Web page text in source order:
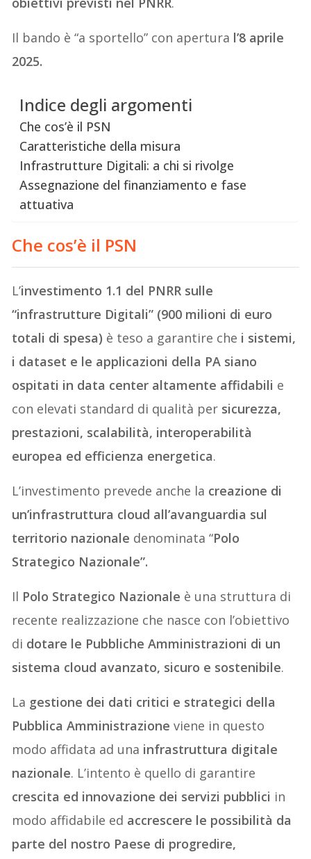
Il bando è “a sportello” con apertura l’8 aprile
2025.
Indice degli argomenti
Che cos’è il PSN
Caratteristiche della misura
Infrastrutture Digitali: a chi si rivolge
Assegnazione del finanziamento e fase
attuativa
Che cos’è il PSN
L’investimento 1.1 del PNRR sulle
“infrastrutture Digitali” (900 milioni di euro
totali di spesa) è teso a garantire che i sistemi,
i dataset e le applicazioni della PA siano
ospitati in data center altamente affidabili e
con elevati standard di qualità per sicurezza,
prestazioni, scalabilità, interoperabilità
europea ed efficienza energetica.
L’investimento prevede anche la creazione di
un’infrastruttura cloud all’avanguardia sul
territorio nazionale denominata “Polo
Strategico Nazionale”.
Il Polo Strategico Nazionale è una struttura di
recente realizzazione che nasce con l’obiettivo
di dotare le Pubbliche Amministrazioni di un
sistema cloud avanzato, sicuro e sostenibile.
La gestione dei dati critici e strategici della
Pubblica Amministrazione viene in questo
modo affidata ad una infrastruttura digitale
nazionale. L’intento è quello di garantire
crescita ed innovazione dei servizi pubblici in
modo affidabile ed accrescere le possibilità da
parte del nostro Paese di progredire,